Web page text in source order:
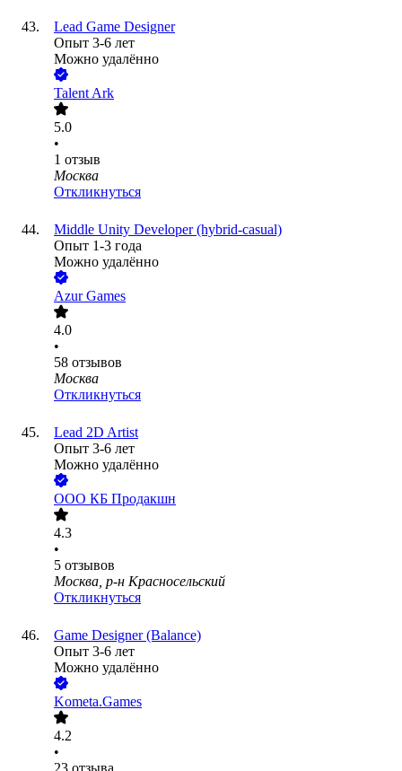
Lead Game Designer
Опыт 3-6 лет
Можно удалённо
Talent Ark
5.0
•
1 отзыв
Москва
Откликнуться
Middle Unity Developer (hybrid-casual)
Опыт 1-3 года
Можно удалённо
Azur Games
4.0
•
58 отзывов
Москва
Откликнуться
Lead 2D Artist
Опыт 3-6 лет
Можно удалённо
ООО КБ Продакшн
4.3
•
5 отзывов
Москва, р-н Красносельский
Откликнуться
Game Designer (Balance)
Опыт 3-6 лет
Можно удалённо
Kometa.Games
4.2
•